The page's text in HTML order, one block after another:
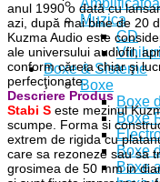
Muzica
CD
Boxe & Sisteme
Boxe
Boxe
Boxe
Boxe
Boxe
anul 1990 o dată cu
azi, după mai bine de 20
Kuzma Audio este
ale universului audiofil,
conform căreia chiar şi
perfecţionate.
Descriere Produs
Stabi S este mezinul
scumpe. Forma si
extrem de rigida cu
care sa rezoneze sau sa
grosimea de 50 mm in